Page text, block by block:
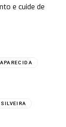
e cuide de